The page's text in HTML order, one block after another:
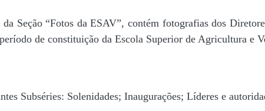
Seção “Fotos da ESAV”, contém fotografias dos
de constituição da Escola Superior de Agricultura e
Subséries: Solenidades; Inaugurações; Líderes e